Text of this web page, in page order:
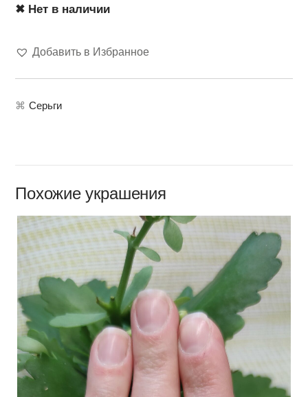
✖ Нет в наличии
Добавить в Избранное
⌘ Серьги
Похожие украшения